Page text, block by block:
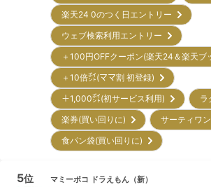
楽天24 0のつく日エントリー
ウェブ検索利用エントリー
＋100円OFFクーポン(楽天24＆楽天
＋10倍㌽(ママ割 初登録)
＋1,000㌽(初サービス利用)
楽券(買い回りに)
サーティワ
食パン袋(買い回りに)
5位 マミーポコ ドラえもん （新）